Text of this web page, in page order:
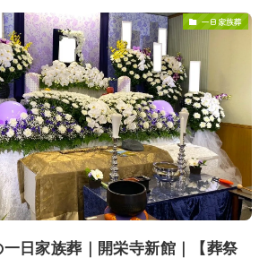
一日家族葬
一日家族葬｜開栄寺新館｜【葬祭